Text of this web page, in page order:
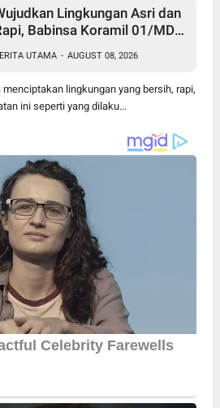
Lingkungan Asri dan
Babinsa Koramil 01/MD
Pakam Raya Selatan
Gotong Royong
UTAMA - AUGUST 08, 2026
lingkungan yang bersih, rapi,
ini seperti yang dilaku...